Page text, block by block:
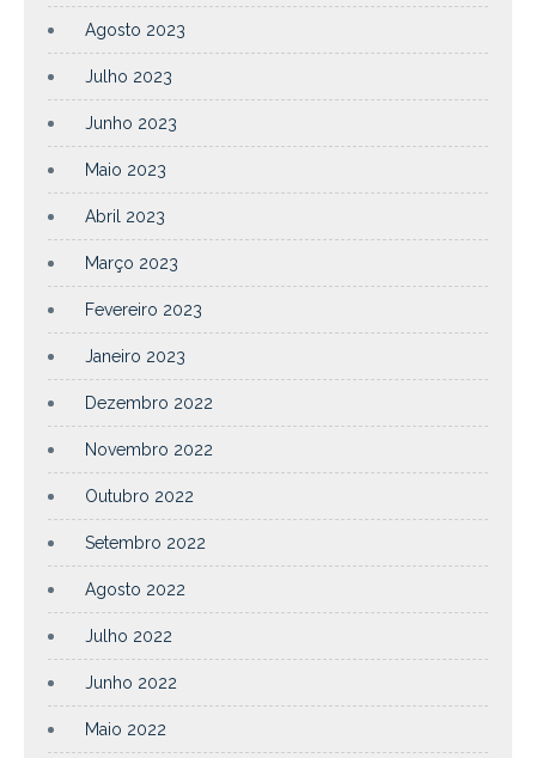
Agosto 2023
Julho 2023
Junho 2023
Maio 2023
Abril 2023
Março 2023
Fevereiro 2023
Janeiro 2023
Dezembro 2022
Novembro 2022
Outubro 2022
Setembro 2022
Agosto 2022
Julho 2022
Junho 2022
Maio 2022